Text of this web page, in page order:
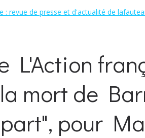
revue de presse et d'actualité de
L'Action
mort de
pour